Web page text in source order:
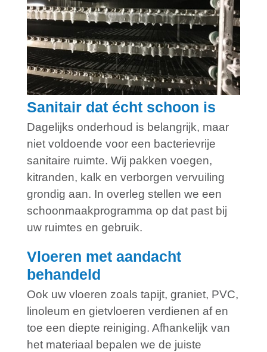
Sanitair dat écht schoon is
Dagelijks onderhoud is belangrijk, maar
niet voldoende voor een bacterievrije
sanitaire ruimte. Wij pakken voegen,
kitranden, kalk en verborgen vervuiling
grondig aan. In overleg stellen we een
schoonmaakprogramma op dat past bij
uw ruimtes en gebruik.
Vloeren met aandacht
behandeld
Ook uw vloeren zoals tapijt, graniet, PVC,
linoleum en gietvloeren verdienen af en
toe een diepte reiniging. Afhankelijk van
het materiaal bepalen we de juiste